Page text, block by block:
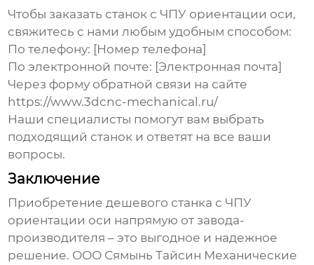
Чтобы заказать станок с ЧПУ ориентации оси,
свяжитесь с нами любым удобным способом:
По телефону: [Номер телефона]
По электронной почте: [Электронная почта]
Через форму обратной связи на сайте
https://www.3dcnc-mechanical.ru/
Наши специалисты помогут вам выбрать
подходящий станок и ответят на все ваши
вопросы.
Заключение
Приобретениедешевого станка с ЧПУ
ориентации оси напрямую от завода-
производителя – это выгодное и надежное
решение. ООО Сямынь Тайсин Механические